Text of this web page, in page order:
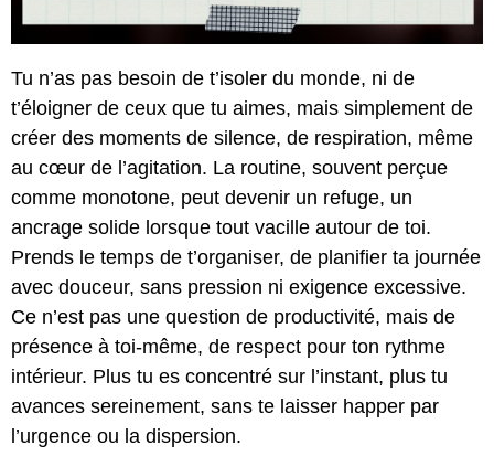
Tu n’as pas besoin de t’isoler du monde, ni de
t’éloigner de ceux que tu aimes, mais simplement de
créer des moments de silence, de respiration, même
au cœur de l’agitation. La routine, souvent perçue
comme monotone, peut devenir un refuge, un
ancrage solide lorsque tout vacille autour de toi.
Prends le temps de t’organiser, de planifier ta journée
avec douceur, sans pression ni exigence excessive.
Ce n’est pas une question de productivité, mais de
présence à toi-même, de respect pour ton rythme
intérieur. Plus tu es concentré sur l’instant, plus tu
avances sereinement, sans te laisser happer par
l’urgence ou la dispersion.